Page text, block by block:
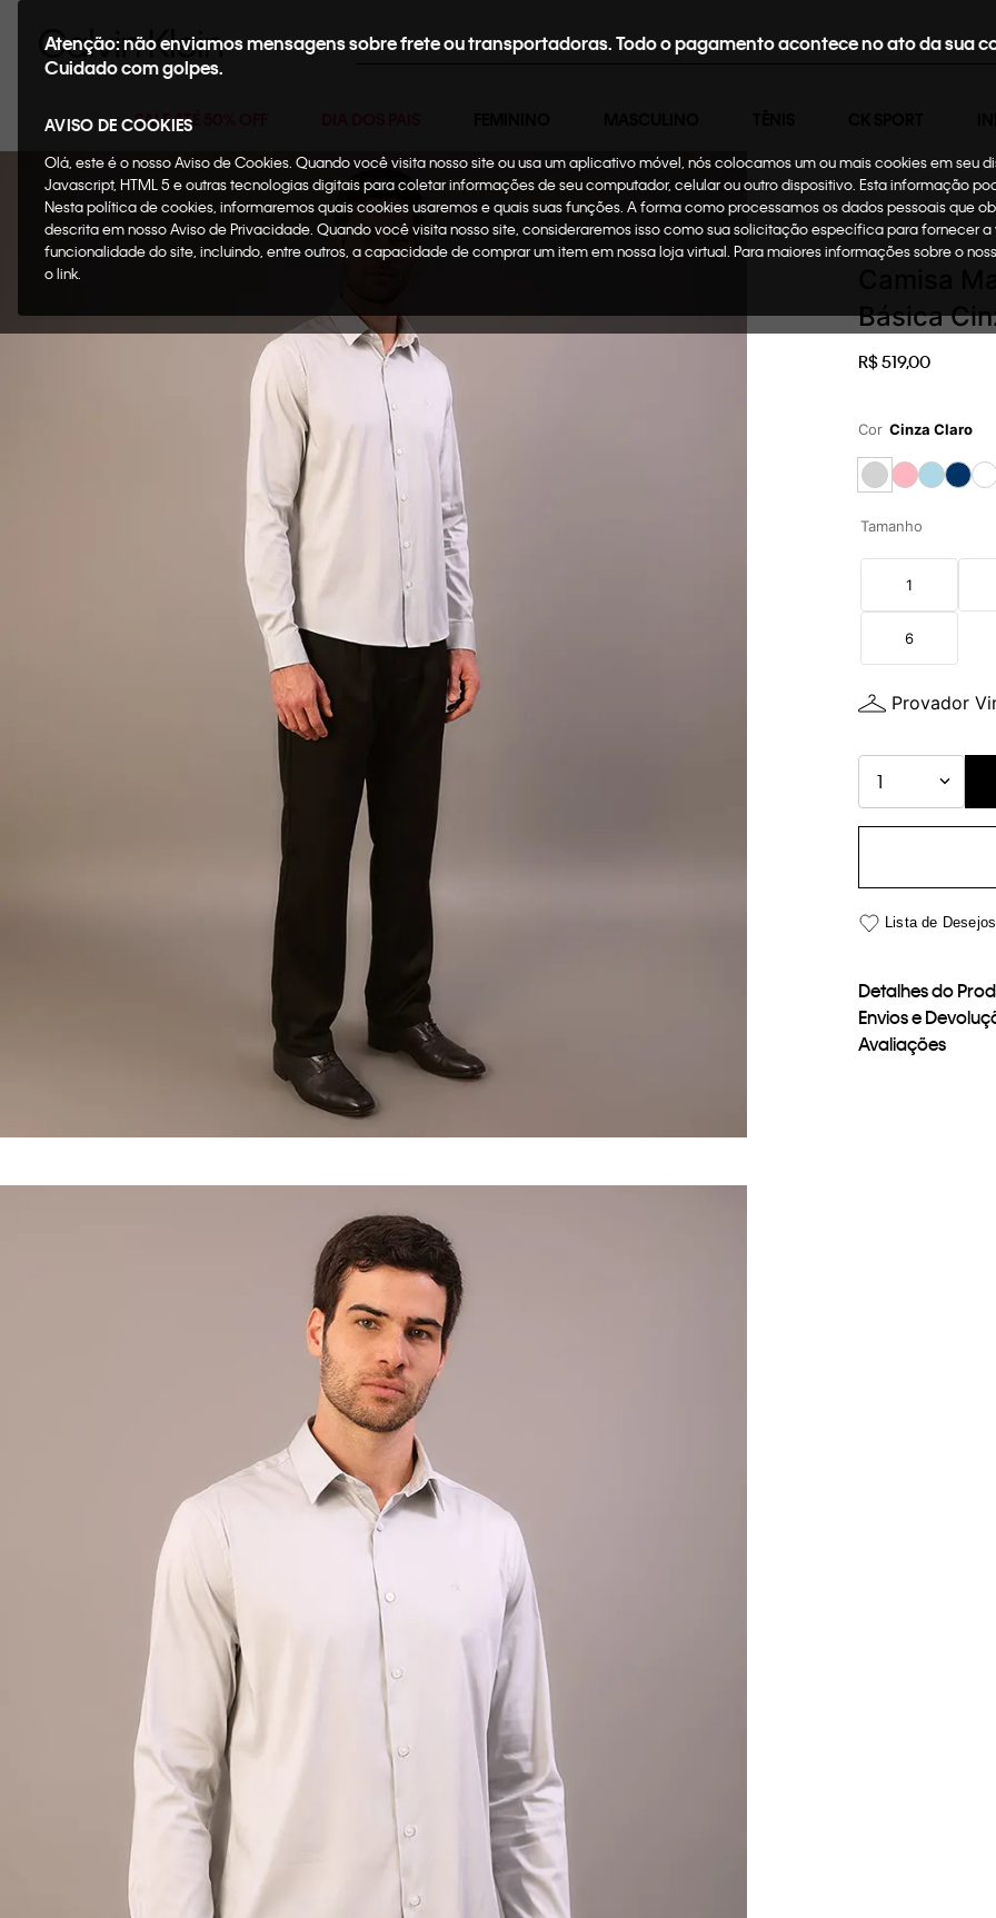
Buscar
SALE ATÉ 50% OFF
Atenção: não enviamos mensagens sobre frete ou transportadoras. Todo o pagamento acontece no ato da sua
Cuidado com golpes.
AVISO DE COOKIES
Olá, este é o nosso Aviso de Cookies. Quando você visita nosso site ou usa um aplicativo móvel, nós colocamos um ou mais cookies em seu
Javascript, HTML 5 e outras tecnologias digitais para coletar informações de seu computador, celular ou outro dispositivo. Esta informação
Nesta política de cookies, informaremos quais cookies usaremos e quais suas funções. A forma como processamos os dados pessoais que
descrita em nosso Aviso de Privacidade. Quando você visita nosso site, consideraremos isso como sua solicitação específica para fornecer
funcionalidade do site, incluindo, entre outros, a capacidade de comprar um item em nossa loja virtual. Para maiores informações sobre o
o link.
Masculino Roupas
Básica
R$519,00
Cor Cinza Claro
Tamanho
1
6
Provador
1
Detalhes do
Envios e
Avaliações